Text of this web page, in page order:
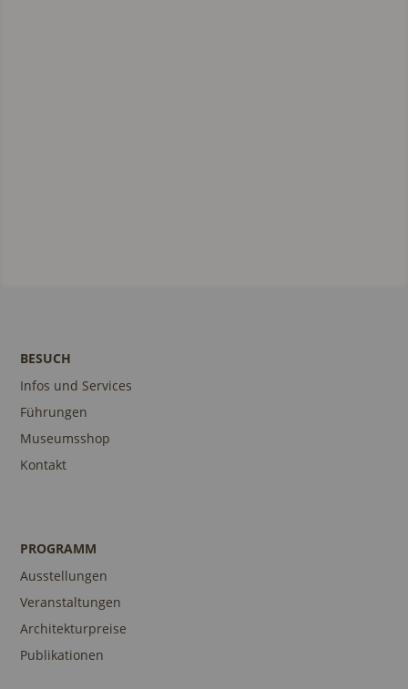
BESUCH
Infos und Services
Führungen
Museumsshop
Kontakt
PROGRAMM
Ausstellungen
Veranstaltungen
Architekturpreise
Publikationen